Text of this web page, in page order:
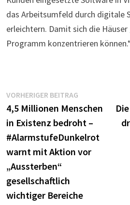
das Arbeitsumfeld durch digitale
erleichtern. Damit sich die
Programm konzentrieren
Beitragsnavigation
VORHERIGER BEITRAG
Beitrag:
4,5 Millionen Menschen
in Existenz bedroht –
#AlarmstufeDunkelrot
warnt mit Aktion vor
„Aussterben“
gesellschaftlich
wichtiger Bereiche